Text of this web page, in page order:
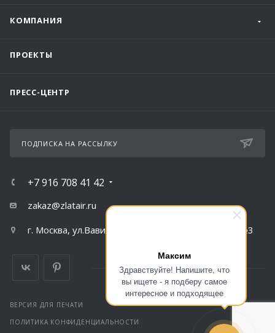
Максим
Здравствуйте! Напишите, что
вы ищете - я подберу самое
интересное и подходящее
КОМПАНИЯ
ПРОЕКТЫ
ПРЕСС-ЦЕНТР
ПОДПИСКА НА РАССЫЛКУ
+7 916 708 41 42
zakaz@zlatair.ru
г. Москва, ул.Вавилова, д.79, корпус 1, подъезд №3
ВЕРСИЯ ДЛЯ ПЕЧАТИ
ПОЛИТИКА КОНФИДЕНЦИАЛЬНОСТИ